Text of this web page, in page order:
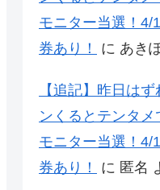
モニター当選！4/
券あり！
に あき
【追記】昨日は
ンくるとテンタ
モニター当選！4/
券あり！
に 匿名